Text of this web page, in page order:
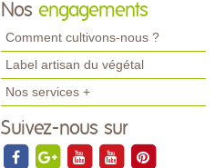
Nos engagements
Comment cultivons-nous ?
Label artisan du végétal
Nos services +
Suivez-nous sur